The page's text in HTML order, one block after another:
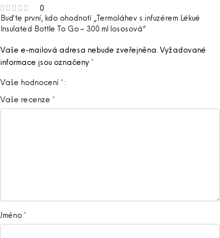
0
Buďte první, kdo ohodnotí „Termoláhev s infuzérem Lékué
Insulated Bottle To Go – 300 ml lososová“
Vaše e-mailová adresa nebude zveřejněna. Vyžadované
informace jsou označeny *
Vaše hodnocení *
Vaše recenze *
Jméno *